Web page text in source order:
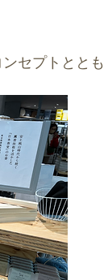
セプトとと